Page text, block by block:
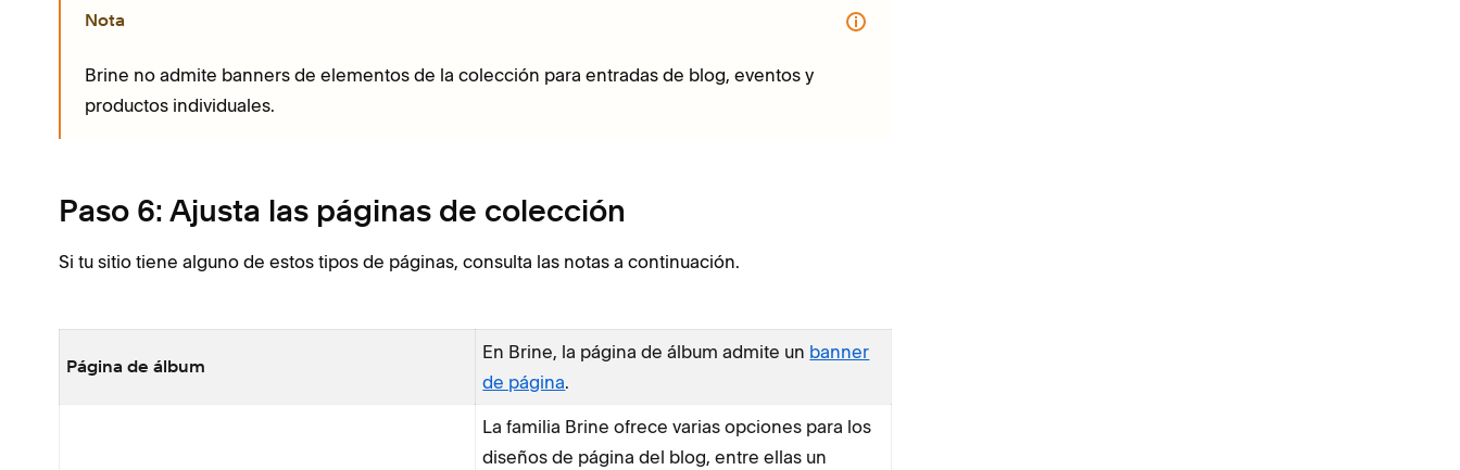
Nota
Brine no admite banners de elementos de la colección para entradas de blog, eventos y
productos individuales.
Paso 6: Ajusta las páginas de colección
Si tu sitio tiene alguno de estos tipos de páginas, consulta las notas a continuación.
Página de álbum
En Brine, la página de álbum admite un banner
de página.
La familia Brine ofrece varias opciones para los
diseños de página del blog, entre ellas un